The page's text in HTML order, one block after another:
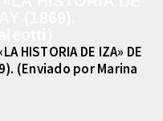
HISTORIA DE IZA» DE
(Enviado por Marina